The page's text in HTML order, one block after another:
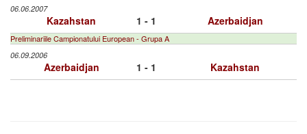
06.06.2007
Kazahstan 1 - 1 Azerbaidjan
Preliminariile Campionatului European - Grupa A
06.09.2006
Azerbaidjan 1 - 1 Kazahstan